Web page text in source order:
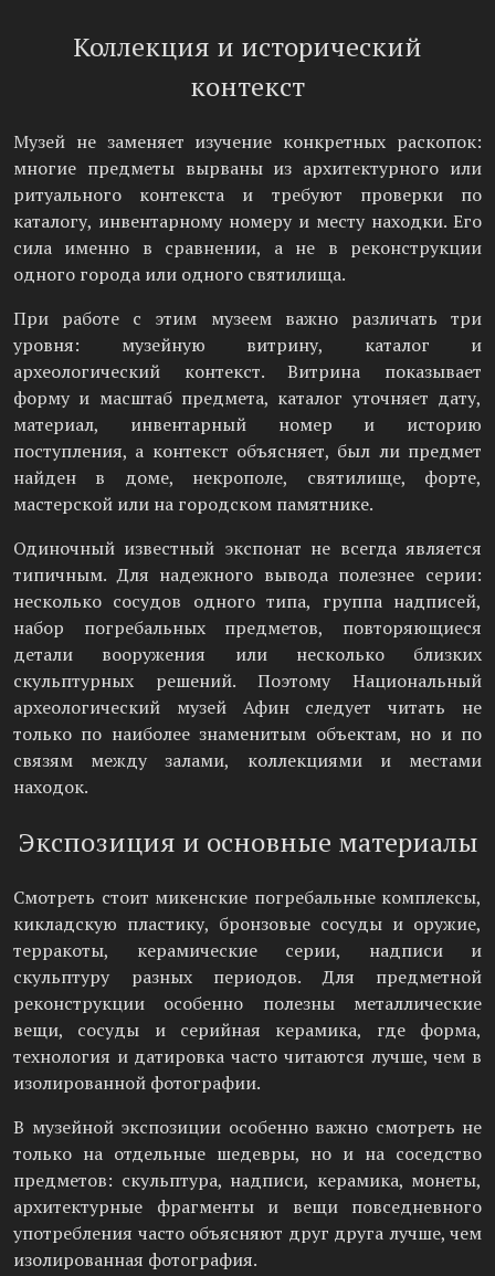
Коллекция и исторический
контекст
Музей не заменяет изучение конкретных раскопок:
многие предметы вырваны из архитектурного или
ритуального контекста и требуют проверки по
каталогу, инвентарному номеру и месту находки. Его
сила именно в сравнении, а не в реконструкции
одного города или одного святилища.
При работе с этим музеем важно различать три
уровня: музейную витрину, каталог и
археологический контекст. Витрина показывает
форму и масштаб предмета, каталог уточняет дату,
материал, инвентарный номер и историю
поступления, а контекст объясняет, был ли предмет
найден в доме, некрополе, святилище, форте,
мастерской или на городском памятнике.
Одиночный известный экспонат не всегда является
типичным. Для надежного вывода полезнее серии:
несколько сосудов одного типа, группа надписей,
набор погребальных предметов, повторяющиеся
детали вооружения или несколько близких
скульптурных решений. Поэтому Национальный
археологический музей Афин следует читать не
только по наиболее знаменитым объектам, но и по
связям между залами, коллекциями и местами
находок.
Экспозиция и основные материалы
Смотреть стоит микенские погребальные комплексы,
кикладскую пластику, бронзовые сосуды и оружие,
терракоты, керамические серии, надписи и
скульптуру разных периодов. Для предметной
реконструкции особенно полезны металлические
вещи, сосуды и серийная керамика, где форма,
технология и датировка часто читаются лучше, чем в
изолированной фотографии.
В музейной экспозиции особенно важно смотреть не
только на отдельные шедевры, но и на соседство
предметов: скульптура, надписи, керамика, монеты,
архитектурные фрагменты и вещи повседневного
употребления часто объясняют друг друга лучше, чем
изолированная фотография.